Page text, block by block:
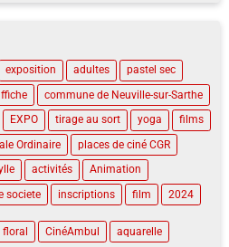
exposition adultes
pastel sec
commune de Neuville-sur-Sarthe
EXPO tirage au sort yoga
films
Ordinaire
places de ciné CGR
activités
Animation
societe inscriptions film 2024
floral CinéAmbul aquarelle